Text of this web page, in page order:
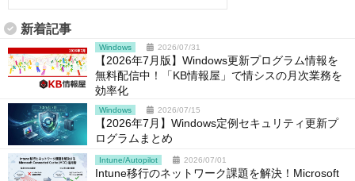
新着記事
Windows 2026/07/31
【2026年7月版】Windows更新プログラム情報を
無料配信中！「KB情報屋」で情シスの月次業務を
効率化
Windows 2026/07/15
【2026年7月】Windows定例セキュリティ更新プ
ログラムまとめ
Intune/Autopilot 2026/07/01
Intune移行のネットワーク課題を解決！Microsoft